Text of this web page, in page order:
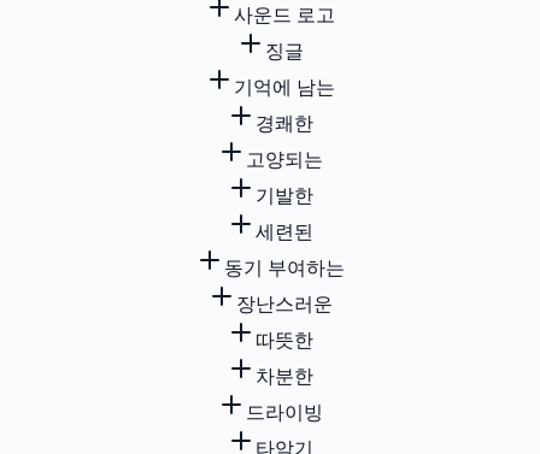
사운드 로고
징글
기억에 남는
경쾌한
고양되는
기발한
세련된
동기 부여하는
장난스러운
따뜻한
차분한
드라이빙
타악기